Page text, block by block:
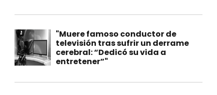
"Muere famoso conductor de
televisión tras sufrir un derrame
cerebral: “Dedicó su vida a
entretener”"